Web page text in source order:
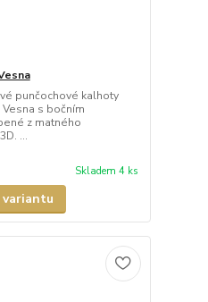
punčochové kalhoty
s bočním
z matného
...
Skladem 4 ks